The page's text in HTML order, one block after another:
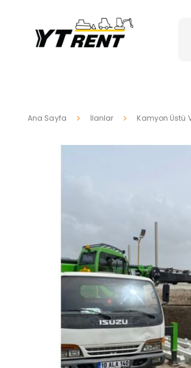
Ana Sayfa İlanlar Kamyon Üstü